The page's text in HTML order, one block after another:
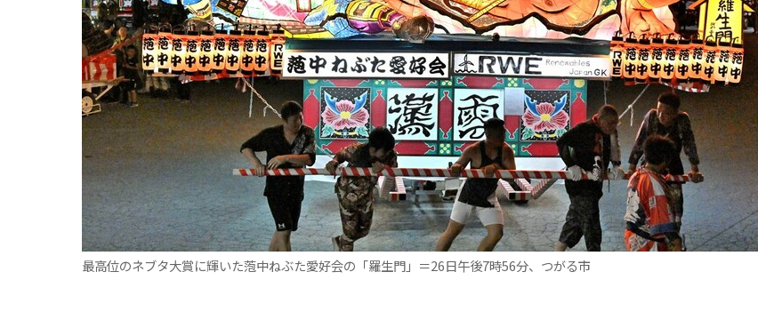
最高位のネブタ大賞に輝いた萢中ねぶた愛好会の「羅生門」＝26日午後7時56分、つがる市